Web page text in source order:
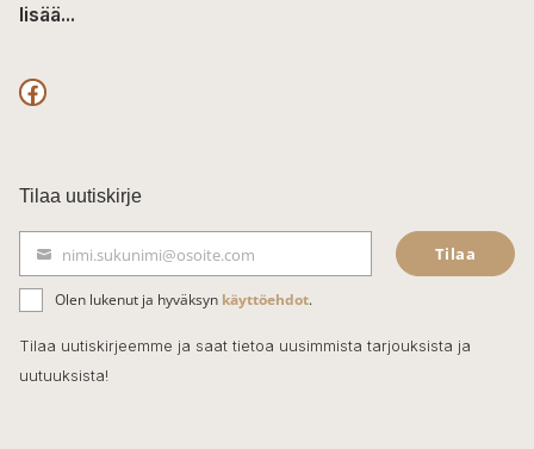
lisää...
F
c
e
b
o
o
k
Tilaa uutiskirje
ä
h
k
nimi.sukunimi@osoite.com Tilaa
Olen lukenut ja hyväksyn käyttöehdot.
Tilaa uutiskirjeemme ja saat tietoa uusimmista tarjouksista ja
uutuuksista!